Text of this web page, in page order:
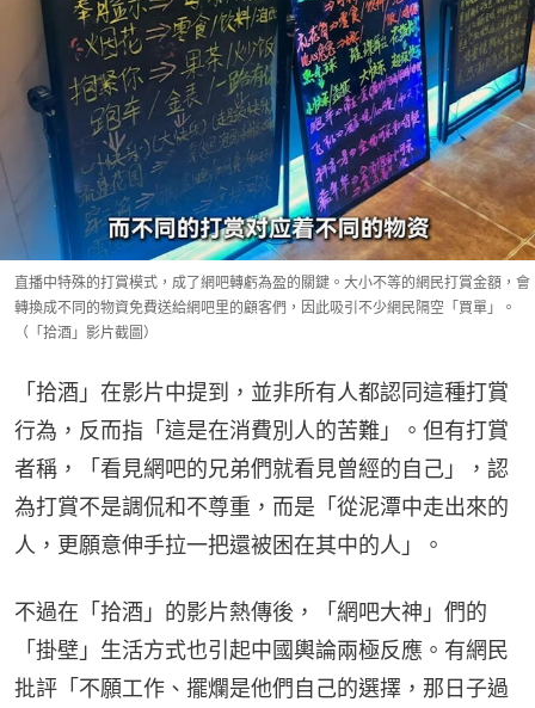
直播中特殊的打賞模式，成了網吧轉虧為盈的關鍵。大小不等的網民打賞金額，會
轉換成不同的物資免費送給網吧里的顧客們，因此吸引不少網民隔空「買單」。
（「拾酒」影片截圖）
「拾酒」在影片中提到，並非所有人都認同這種打賞
行為，反而指「這是在消費別人的苦難」。但有打賞
者稱，「看見網吧的兄弟們就看見曾經的自己」，認
為打賞不是調侃和不尊重，而是「從泥潭中走出來的
人，更願意伸手拉一把還被困在其中的人」。
不過在「拾酒」的影片熱傳後，「網吧大神」們的
「掛壁」生活方式也引起中國輿論兩極反應。有網民
批評「不願工作、擺爛是他們自己的選擇，那日子過